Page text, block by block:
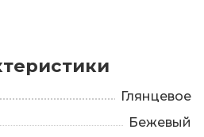
Глянцевое
Бежевый